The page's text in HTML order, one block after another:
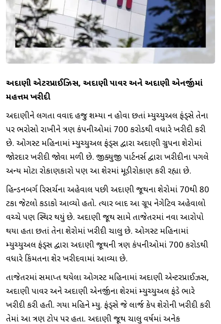
અદાણી એન્ટરપ્રાઈઝિસ, અદાણી પાવર અને અદાણી એનર્જીમાં
મહત્તમ ખરીદી
અદાણીને લગતા વિવાદ હજુ શમ્યા ન હોવા છતાં મ્યુચ્યુઅલ ફંડ્સે તેના
પર ભરોસો રાખીને ત્રણ કંપનીઓમાં 700 કરોડથી વધારે ખરીદી કરી
છે. ઓગસ્ટ મહિનામાં મ્યુચ્યુઅલ ફંડ્સ દ્વારા અદાણી ગ્રુપના શેરોમાં
જોરદાર ખરીદી જોવા મળી છે. જીક્યુજી પાર્ટનર્સ દ્વારા ખરીદીના પગલે
અન્ય મોટા રોકાણકારો પણ આ શેરમાં મૂડીરોકાણ કરી રહ્યા છે.
હિન્ડનબર્ગ રિસર્ચના અહેવાલ પછી અદાણી જૂથના શેરોમાં 70થી 80
ટકા જેટલો કડાકો આવ્યો હતો. ત્યાર બાદ આ ગ્રૂપ નેગેટિવ અહેવાલો
વચ્ચે પણ સ્થિર થયું છે. અદાણી જૂથ સામે તાજેતરમાં નવા આરોપો
થયા હતા છતાં તેના શેરોમાં ખરીદી ચાલુ છે. ઓગસ્ટ મહિનામાં
મ્યુચ્યુઅલ ફંડ્સ દ્વારા અદાણી જૂથની ત્રણ કંપનીઓમાં 700 કરોડથી
વધારે કિંમતના શેર ખરીદવામાં આવ્યા છે.
તાજેતરમાં સમાપ્ત થયેલા ઓગસ્ટ મહિનામાં અદાણી એન્ટરપ્રાઈઝિસ,
અદાણી પાવર અને અદાણી એનર્જીના શેરમાં મ્યુચ્યુઅલ ફંડે ભારે
ખરીદી કરી હતી. ગયા મહિને મ્યુ. ફંડ્સે જે લાર્જ કેપ શેરોની ખરીદી કરી
તેમાં આ ત્રણ ટોપ પર હતા. અદાણી જૂથ ચાલુ વર્ષમાં અનેક